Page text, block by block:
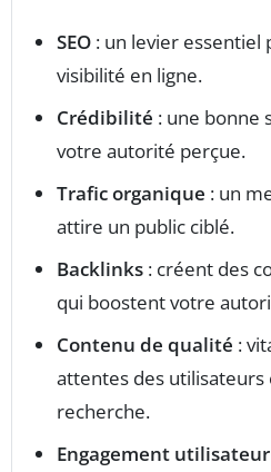
SEO : un levier
visibilité en ligne.
Crédibilité : une bonne
votre autorité perçue.
Trafic organique : un
attire un public ciblé.
Backlinks : créent des
qui boostent votre
Contenu de qualité :
attentes des
recherche.
Engagement utilisateur